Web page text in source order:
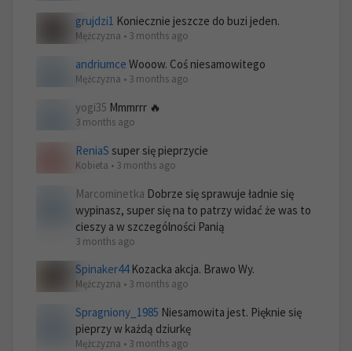
grujdzi1 Koniecznie jeszcze do buzi jeden.
Mężczyzna • 3 months ago
andriumce Wooow. Coś niesamowitego
Mężczyzna • 3 months ago
yogi35 Mmmrrr 🔥
3 months ago
ReniaS super się pieprzycie
Kobieta • 3 months ago
Marcominetka Dobrze się sprawuje ładnie się
wypinasz, super się na to patrzy widać że was to
cieszy a w szczególności Panią
3 months ago
Spinaker44Kozacka akcja. Brawo Wy.
Mężczyzna • 3 months ago
Spragniony_1985 Niesamowita jest. Pięknie się
pieprzy w każdą dziurkę
Mężczyzna • 3 months ago